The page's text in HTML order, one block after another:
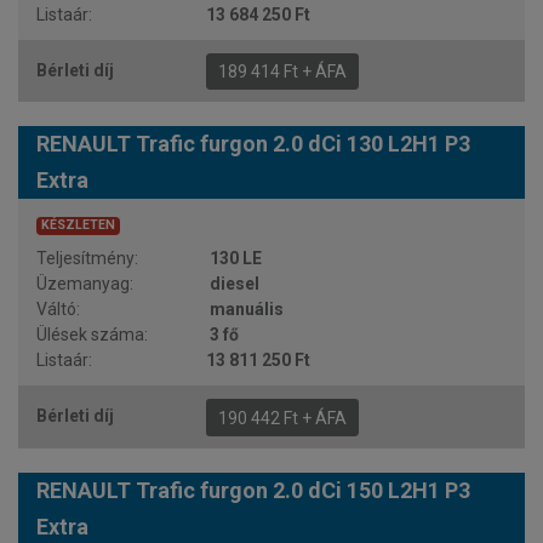
13 684 250 Ft
189 414 Ft + ÁFA
RENAULT Trafic furgon 2.0 dCi 130 L2H1 P3
Extra
KÉSZLETEN
130 LE
diesel
manuális
3 fő
13 811 250 Ft
190 442 Ft + ÁFA
RENAULT Trafic furgon 2.0 dCi 150 L2H1 P3
Extra